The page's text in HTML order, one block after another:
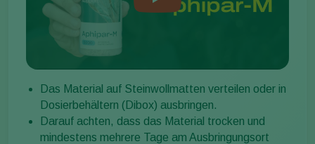
Das Material auf Steinwollmatten verteilen oder in
Dosierbehältern (Dibox) ausbringen.
Darauf achten, dass das Material trocken und
mindestens mehrere Tage am Ausbringungsort